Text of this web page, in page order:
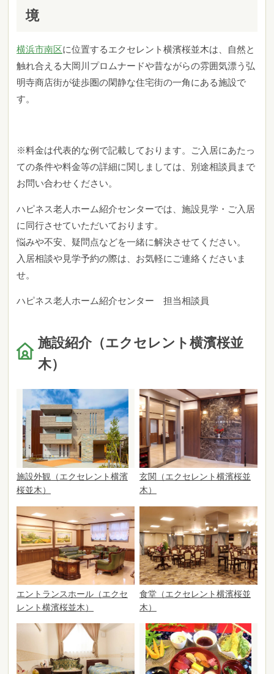
境
横浜市南区に位置するエクセレント横濱桜並木は、自然と
触れ合える大岡川プロムナードや昔ながらの雰囲気漂う弘
明寺商店街が徒歩圏の閑静な住宅街の一角にある施設で
す。
※料金は代表的な例で記載しております。ご入居にあたっ
ての条件や料金等の詳細に関しましては、別途相談員まで
お問い合わせください。
ハピネス老人ホーム紹介センターでは、施設見学・ご入居
に同行させていただいております。
悩みや不安、疑問点などを一緒に解決させてください。
入居相談や見学予約の際は、お気軽にご連絡くださいま
せ。
ハピネス老人ホーム紹介センター 担当相談員
施設紹介（エクセレント横濱桜並
木）
施設外観（エクセレント横濱
桜並木）
玄関（エクセレント横濱桜並
木）
エントランスホール（エクセ
レント横濱桜並木）
食堂（エクセレント横濱桜並
木）